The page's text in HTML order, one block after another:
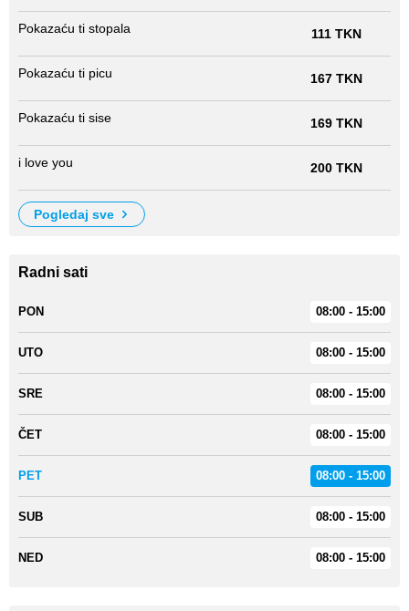
Pokazaću ti stopala 111 TKN
Pokazaću ti picu 167 TKN
Pokazaću ti sise 169 TKN
i love you 200 TKN
pogledaj sve
Radni sati
PON 08:00 - 15:00
UTO 08:00 - 15:00
SRE 08:00 - 15:00
ČET 08:00 - 15:00
PET 08:00 - 15:00
SUB 08:00 - 15:00
NED 08:00 - 15:00